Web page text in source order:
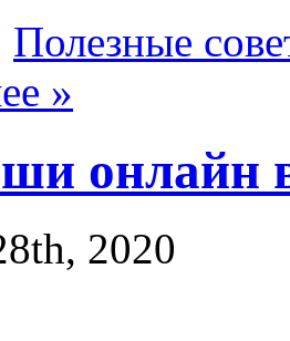
Полезные
»
онлайн
2020